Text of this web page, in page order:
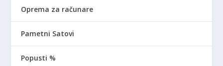
Oprema za računare
Pametni Satovi
Popusti %